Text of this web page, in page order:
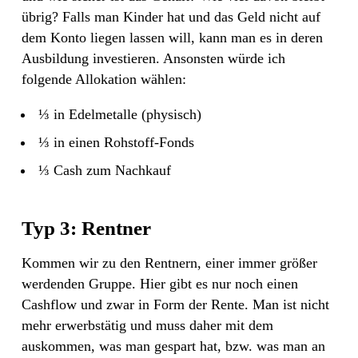
übrig? Falls man Kinder hat und das Geld nicht auf
dem Konto liegen lassen will, kann man es in deren
Ausbildung investieren. Ansonsten würde ich
folgende Allokation wählen:
⅓ in Edelmetalle (physisch)
⅓ in einen Rohstoff-Fonds
⅓ Cash zum Nachkauf
Typ 3: Rentner
Kommen wir zu den Rentnern, einer immer größer
werdenden Gruppe. Hier gibt es nur noch einen
Cashflow und zwar in Form der Rente. Man ist nicht
mehr erwerbstätig und muss daher mit dem
auskommen, was man gespart hat, bzw. was man an